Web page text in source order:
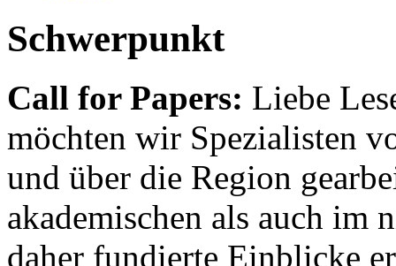
Schwerpunkt
Call for Papers: Liebe
möchten wir Spezialisten
und über die Region
akademischen als auch im
daher fundierte Einblicke